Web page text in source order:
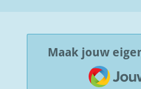
Maak jouw
JouwWeb